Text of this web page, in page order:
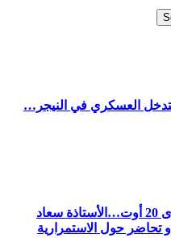
العسكري في النيجر…
احتفاء باليوم الوطني للمجاهد و ذكرى 20 أوت…الأستاذة سعاد
تحاضر حول الاستمرارية